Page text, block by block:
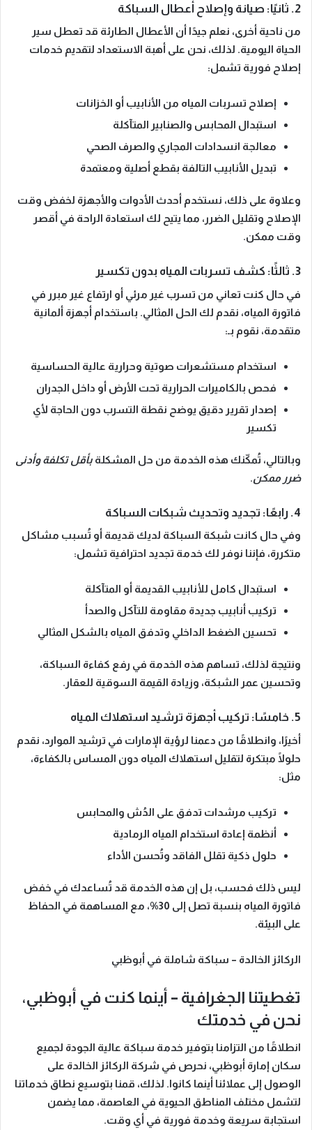
2. ثانيًا: صيانة وإصلاح أعطال السباكة
من ناحية أخرى، نعلم جيدًا أن الأعطال الطارئة قد تعطل سير
الحياة اليومية. لذلك، نحن على أهبة الاستعداد لتقديم خدمات
إصلاح فورية تشمل:
إصلاح تسربات المياه من الأنابيب أو الخزانات
استبدال المحابس والصنابير المتآكلة
معالجة انسدادات المجاري والصرف الصحي
تبديل الأنابيب التالفة بقطع أصلية ومعتمدة
وعلاوة على ذلك، نستخدم أحدث الأدوات والأجهزة لخفض وقت
الإصلاح وتقليل الضرر، مما يتيح لك استعادة الراحة في أقصر
وقت ممكن.
3. ثالثًا: كشف تسربات المياه بدون تكسير
في حال كنت تعاني من تسرب غير مرئي أو ارتفاع غير مبرر في
فاتورة المياه، نقدم لك الحل المثالي. باستخدام أجهزة ألمانية
متقدمة، نقوم بـ:
استخدام مستشعرات صوتية وحرارية عالية الحساسية
فحص بالكاميرات الحرارية تحت الأرض أو داخل الجدران
إصدار تقرير دقيق يوضح نقطة التسرب دون الحاجة لأي
تكسير
وبالتالي، تُمكّنك هذه الخدمة من حل المشكلة بأقل تكلفة وأدنى
ضرر ممكن.
4. رابعًا: تجديد وتحديث شبكات السباكة
وفي حال كانت شبكة السباكة لديك قديمة أو تُسبب مشاكل
متكررة، فإننا نوفر لك خدمة تجديد احترافية تشمل:
استبدال كامل للأنابيب القديمة أو المتآكلة
تركيب أنابيب جديدة مقاومة للتآكل والصدأ
تحسين الضغط الداخلي وتدفق المياه بالشكل المثالي
ونتيجة لذلك، تساهم هذه الخدمة في رفع كفاءة السباكة،
وتحسين عمر الشبكة، وزيادة القيمة السوقية للعقار.
5. خامسًا: تركيب أجهزة ترشيد استهلاك المياه
أخيرًا، وانطلاقًا من دعمنا لرؤية الإمارات في ترشيد الموارد، نقدم
حلولًا مبتكرة لتقليل استهلاك المياه دون المساس بالكفاءة،
مثل:
تركيب مرشدات تدفق على الدُش والمحابس
أنظمة إعادة استخدام المياه الرمادية
حلول ذكية تقلل الفاقد وتُحسن الأداء
ليس ذلك فحسب، بل إن هذه الخدمة قد تُساعدك في خفض
فاتورة المياه بنسبة تصل إلى 30%
، مع المساهمة في الحفاظ
على البيئة.
الركائز الخالدة – سباكة شاملة في أبوظبي
تغطيتنا الجغرافية – أينما كنت في أبوظبي،
نحن في خدمتك
انطلاقًا من التزامنا بتوفير خدمة سباكة عالية الجودة لجميع
سكان إمارة أبوظبي، نحرص في شركة الركائز الخالدة على
الوصول إلى عملائنا أينما كانوا. لذلك، قمنا بتوسيع نطاق خدماتنا
لتشمل مختلف المناطق الحيوية في العاصمة، مما يضمن
استجابة سريعة وخدمة فورية في أي وقت.